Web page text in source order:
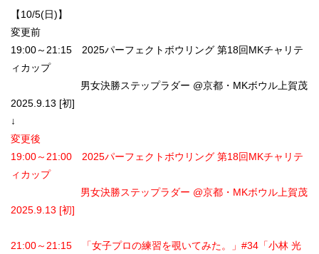
【10/5(日)】
変更前
19:00～21:15 2025パーフェクトボウリング 第18回MKチャリテ
ィカップ
男女決勝ステップラダー @京都・MKボウル上賀茂
2025.9.13 [初]
↓
変更後
19:00～21:00 2025パーフェクトボウリング 第18回MKチャリテ
ィカップ
男女決勝ステップラダー @京都・MKボウル上賀茂
2025.9.13 [初]
21:00～21:15 「女子プロの練習を覗いてみた。」#34「小林 光